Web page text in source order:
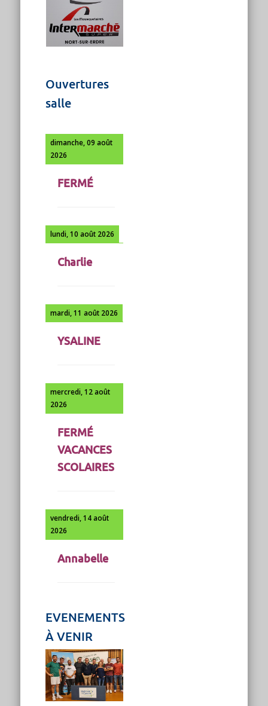
Ouvertures
salle
dimanche, 09 août
2026
FERMÉ
lundi, 10 août 2026
Charlie
mardi, 11 août 2026
YSALINE
mercredi, 12 août
2026
FERMÉ
VACANCES
SCOLAIRES
vendredi, 14 août
2026
Annabelle
EVENEMENTS
À VENIR